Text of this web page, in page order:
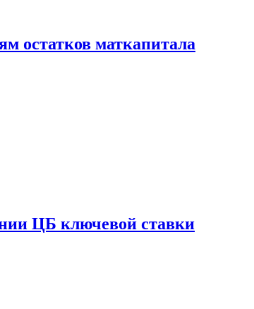
остатков маткапитала
ЦБ ключевой ставки